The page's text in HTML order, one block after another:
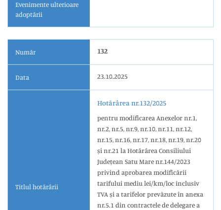
Evenimente ulterioare
adoptării
Număr 132
Data 23.10.2025
Titlul hotărârii
Hotărârea nr.132/2025
pentru modificarea Anexelor nr.1,
nr.2, nr.5, nr.9, nr.10, nr.11, nr.12,
nr.15, nr.16, nr.17, nr.18, nr.19, nr.20
și nr.21 la Hotărârea Consiliului
Județean Satu Mare nr.144/2023
privind aprobarea modificării
tarifului mediu lei/km/loc inclusiv
TVA și a tarifelor prevăzute în anexa
nr.5.1 din contractele de delegare a